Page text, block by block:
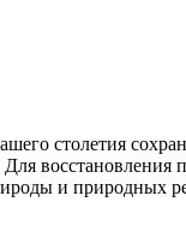
столетия
и природных